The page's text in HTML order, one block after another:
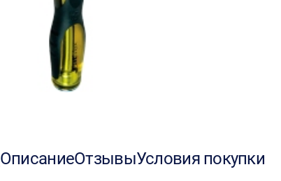
ОписаниеОтзывыУсловия покупки